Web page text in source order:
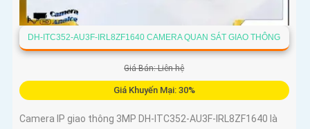
DH-ITC352-AU3F-IRL8ZF1640 CAMERA QUAN SÁT GIAO THÔNG
Giá Bán: Liên hệ
Giá Khuyến Mại: 30%
Camera IP giao thông 3MP DH-ITC352-AU3F-IRL8ZF1640 là